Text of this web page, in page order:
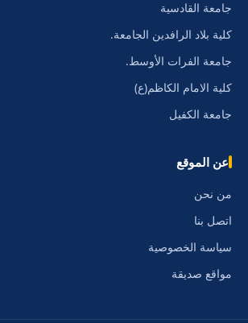
جامعة القادسية
كلية بلاد الرافدين الجامعة.
جامعة الفرات الأوسط.
كلية الامام الكاظم(ع)
جامعة الكفيل
عن الموقع
من نحن
اتصل بنا
سياسة الخصوصية
مواقع صديقة